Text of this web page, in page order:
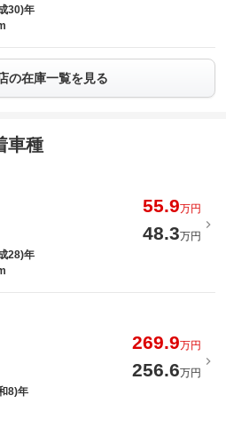
30)年
の在庫一覧を見る
車種
55.9万円
48.3万円
28)年
269.9万円
256.6万円
8)年